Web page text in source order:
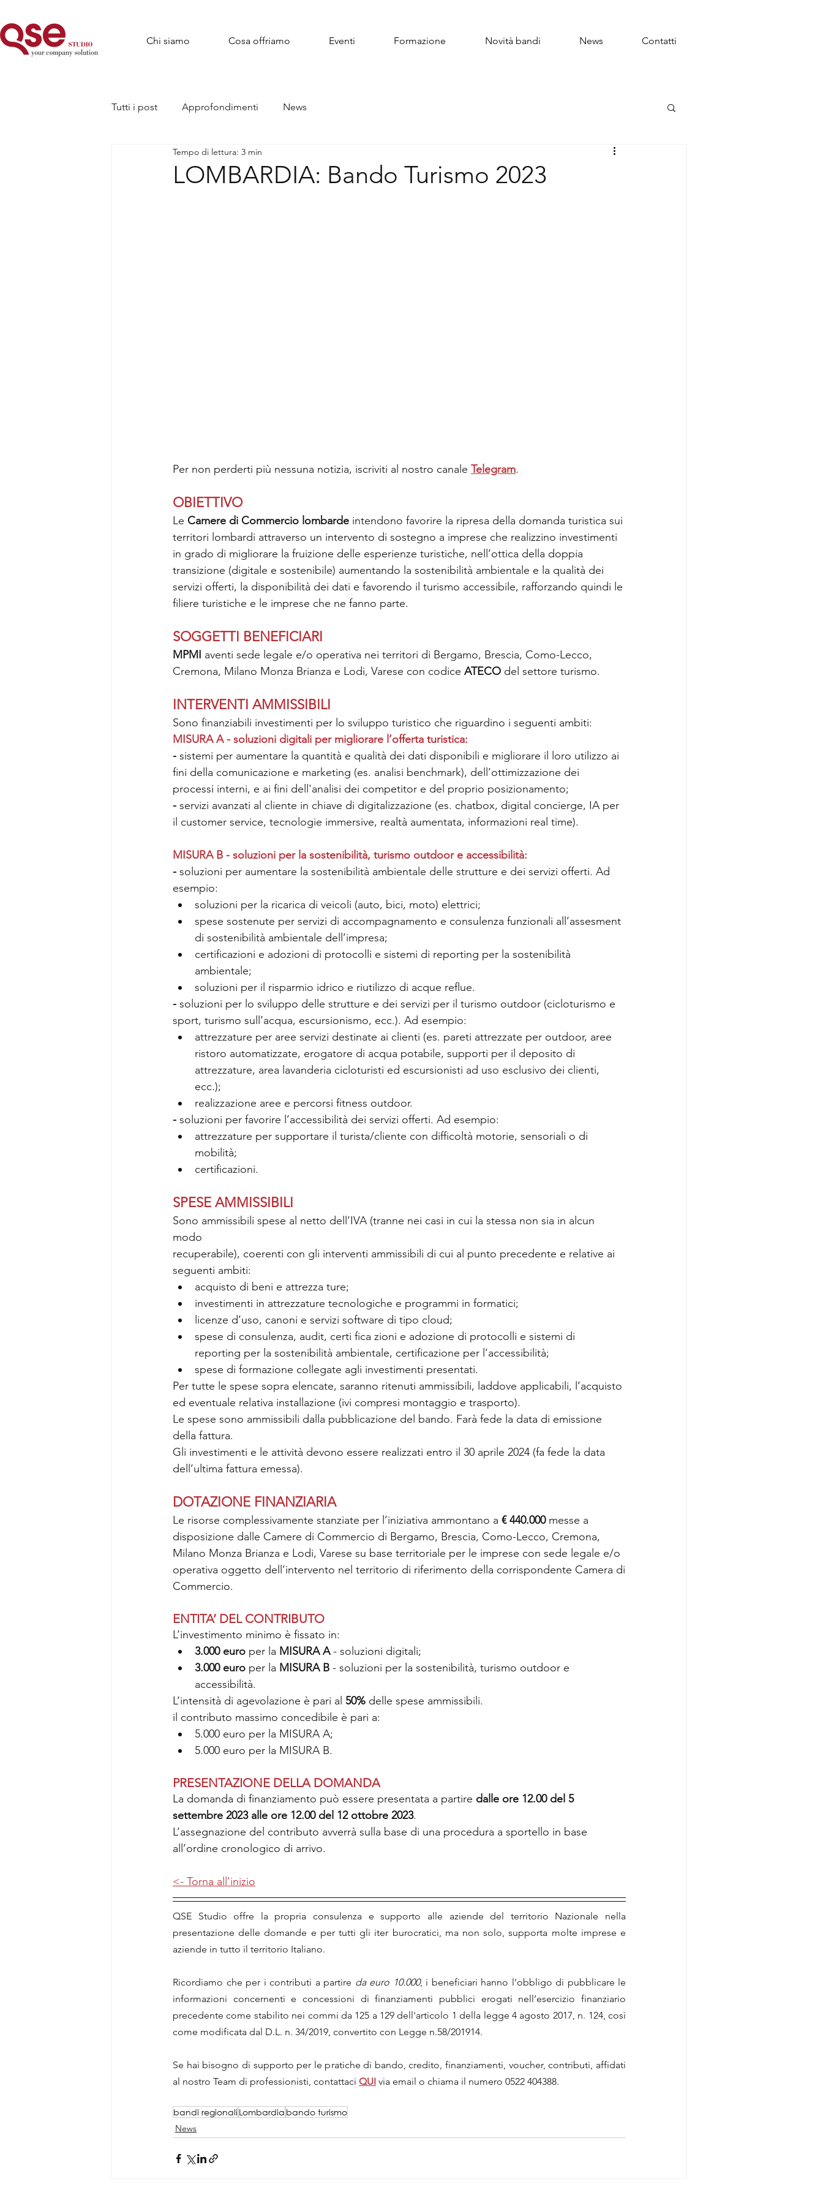
Chi siamo Cosa offriamo Eventi Formazione Novità bandi News Contatti
Tutti i post Approfondimenti News
LOMBARDIA: Bando Turismo 2023
Tempo di lettura: 3 min
Per non perderti più nessuna notizia, iscriviti al nostro canale Telegram.
OBIETTIVO
Le Camere di Commercio lombarde intendono favorire la ripresa della domanda turistica sui
territori lombardi attraverso un intervento di sostegno a imprese che realizzino investimenti
in grado di migliorare la fruizione delle esperienze turistiche, nell’ottica della doppia
transizione (digitale e sostenibile) aumentando la sostenibilità ambientale e la qualità dei
servizi offerti, la disponibilità dei dati e favorendo il turismo accessibile, rafforzando quindi le
filiere turistiche e le imprese che ne fanno parte.
SOGGETTI BENEFICIARI
MPMI aventi sede legale e/o operativa nei territori di Bergamo, Brescia, Como-Lecco,
Cremona, Milano Monza Brianza e Lodi, Varese con codice ATECO del settore turismo.
INTERVENTI AMMISSIBILI
Sono finanziabili investimenti per lo sviluppo turistico che riguardino i seguenti ambiti:
MISURA A - soluzioni digitali per migliorare l’offerta turistica:
- sistemi per aumentare la quantità e qualità dei dati disponibili e migliorare il loro utilizzo ai
fini della comunicazione e marketing (es. analisi benchmark), dell’ottimizzazione dei
processi interni, e ai fini dell'analisi dei competitor e del proprio posizionamento;
- servizi avanzati al cliente in chiave di digitalizzazione (es. chatbox, digital concierge, IA per
il customer service, tecnologie immersive, realtà aumentata, informazioni real time).
MISURA B - soluzioni per la sostenibilità, turismo outdoor e accessibilità:
- soluzioni per aumentare la sostenibilità ambientale delle strutture e dei servizi offerti. Ad
esempio:
soluzioni per la ricarica di veicoli (auto, bici, moto) elettrici;
spese sostenute per servizi di accompagnamento e consulenza funzionali all’assesment
di sostenibilità ambientale dell’impresa;
certificazioni e adozioni di protocolli e sistemi di reporting per la sostenibilità
ambientale;
soluzioni per il risparmio idrico e riutilizzo di acque reflue.
- soluzioni per lo sviluppo delle strutture e dei servizi per il turismo outdoor (cicloturismo e
sport, turismo sull’acqua, escursionismo, ecc.). Ad esempio:
attrezzature per aree servizi destinate ai clienti (es. pareti attrezzate per outdoor, aree
ristoro automatizzate, erogatore di acqua potabile, supporti per il deposito di
attrezzature, area lavanderia cicloturisti ed escursionisti ad uso esclusivo dei clienti,
ecc.);
realizzazione aree e percorsi fitness outdoor.
- soluzioni per favorire l’accessibilità dei servizi offerti. Ad esempio:
attrezzature per supportare il turista/cliente con difficoltà motorie, sensoriali o di
mobilità;
certificazioni.
SPESE AMMISSIBILI
Sono ammissibili spese al netto dell’IVA (tranne nei casi in cui la stessa non sia in alcun
modo
recuperabile), coerenti con gli interventi ammissibili di cui al punto precedente e relative ai
seguenti ambiti:
acquisto di beni e attrezza ture;
investimenti in attrezzature tecnologiche e programmi in formatici;
licenze d’uso, canoni e servizi software di tipo cloud;
spese di consulenza, audit, certi fica zioni e adozione di protocolli e sistemi di
reporting per la sostenibilità ambientale, certificazione per l’accessibilità;
spese di formazione collegate agli investimenti presentati.
Per tutte le spese sopra elencate, saranno ritenuti ammissibili, laddove applicabili, l’acquisto
ed eventuale relativa installazione (ivi compresi montaggio e trasporto).
Le spese sono ammissibili dalla pubblicazione del bando. Farà fede la data di emissione
della fattura.
Gli investimenti e le attività devono essere realizzati entro il 30 aprile 2024 (fa fede la data
dell’ultima fattura emessa).
DOTAZIONE FINANZIARIA
Le risorse complessivamente stanziate per l’iniziativa ammontano a € 440.000 messe a
disposizione dalle Camere di Commercio di Bergamo, Brescia, Como-Lecco, Cremona,
Milano Monza Brianza e Lodi, Varese su base territoriale per le imprese con sede legale e/o
operativa oggetto dell’intervento nel territorio di riferimento della corrispondente Camera di
Commercio.
ENTITA’ DEL CONTRIBUTO
L’investimento minimo è fissato in:
3.000 euro per la MISURA A - soluzioni digitali;
3.000 euro per la MISURA B - soluzioni per la sostenibilità, turismo outdoor e
accessibilità.
L’intensità di agevolazione è pari al 50% delle spese ammissibili.
il contributo massimo concedibile è pari a:
5.000 euro per la MISURA A;
5.000 euro per la MISURA B.
PRESENTAZIONE DELLA DOMANDA
La domanda di finanziamento può essere presentata a partire dalle ore 12.00 del 5
settembre 2023 alle ore 12.00 del 12 ottobre 2023.
L’assegnazione del contributo avverrà sulla base di una procedura a sportello in base
all’ordine cronologico di arrivo.
<- Torna all'inizio
QSE Studio offre la propria consulenza e supporto alle aziende del territorio Nazionale nella
presentazione delle domande e per tutti gli iter burocratici, ma non solo, supporta molte imprese e
aziende in tutto il territorio Italiano.
Ricordiamo che per i contributi a partire da euro 10.000, i beneficiari hanno l’obbligo di pubblicare le
informazioni concernenti e concessioni di finanziamenti pubblici erogati nell’esercizio finanziario
precedente come stabilito nei commi da 125 a 129 dell'articolo 1 della legge 4 agosto 2017, n. 124, così
come modificata dal D.L. n. 34/2019, convertito con Legge n.58/201914.
Se hai bisogno di supporto per le pratiche di bando, credito, finanziamenti, voucher, contributi, affidati
al nostro Team di professionisti, contattaci QUI via email o chiama il numero 0522 404388.
bandi regionali Lombardia bando turismo
News